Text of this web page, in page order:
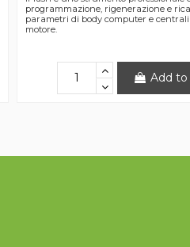
programmazione, rigenerazione e
parametri di body computer e
motore.
Add